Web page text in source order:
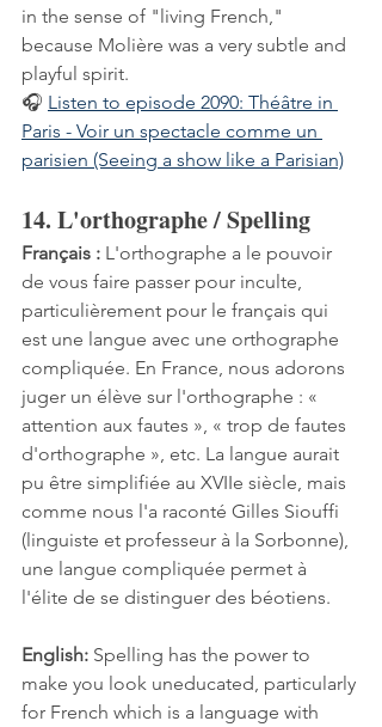
in the sense of "living French,"
because Molière was a very subtle and
playful spirit.
🎧 Listen to episode 2090: Théâtre in
Paris - Voir un spectacle comme un
parisien (Seeing a show like a Parisian)
14. L'orthographe / Spelling
Français : L'orthographe a le pouvoir
de vous faire passer pour inculte,
particulièrement pour le français qui
est une langue avec une orthographe
compliquée. En France, nous adorons
juger un élève sur l'orthographe : «
attention aux fautes », « trop de fautes
d'orthographe », etc. La langue aurait
pu être simplifiée au XVIIe siècle, mais
comme nous l'a raconté Gilles Siouffi
(linguiste et professeur à la Sorbonne),
une langue compliquée permet à
l'élite de se distinguer des béotiens.
English: Spelling has the power to
make you look uneducated, particularly
for French which is a language with